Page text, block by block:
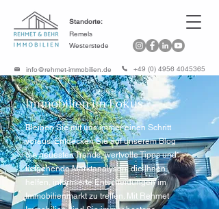
Standorte:
Remels
Westerstede
+49 (0) 4956 4045365
info@rehmet-immobilien.de
Immobilien im Fokus
Bleiben Sie mit uns immer einen Schritt
voraus. Entdecken Sie auf unserem Blog
die neuesten Trends, wertvolle Tipps und
tiefgehende Marktanalysen, die Ihnen
helfen, informierte Entscheidungen im
Immobilienmarkt zu treffen. Mit Rehmet